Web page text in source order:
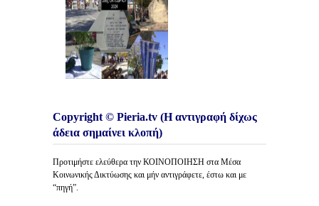
Copyright © Pieria.tv (Η αντιγραφή δίχως
άδεια σημαίνει κλοπή)
Προτιμήστε ελεύθερα την ΚΟΙΝΟΠΟΙΗΣΗ στα Μέσα
Κοινωνικής Δικτύωσης και μήν αντιγράφετε, έστω και με
“πηγή”.